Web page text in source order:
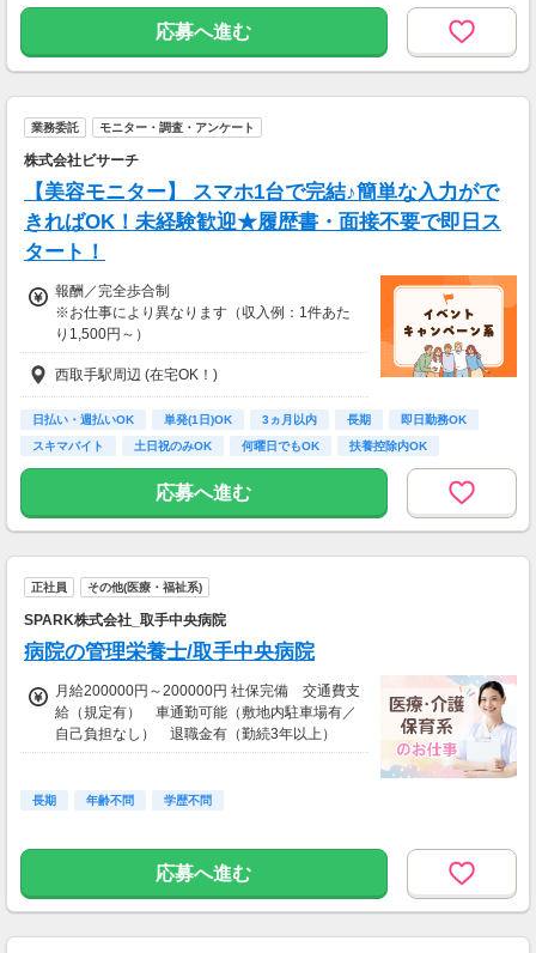
り
◆ 生活に役立つサービスの調査
保険相談・クレカ発行など、サービス体験後に
アンケートに回答するだけ！
高額謝礼も狙える人気ジャンルです。
・案件数 ：10～20件
・所要時間：1～2時間
・謝礼 ：2,000～10,000PT（1P＝1円）
★今だけ！お得なキャンペーン実施中★
mazonギフトカード2,000円分をプレゼント！
保持手当：5,000円/月（夜勤2回以上の場合）
住宅手当：15,000円/月（条件あり）
家族手当：3,000円/月（条件あり）
年1回
年2回
【交通費】
全額支給
応募へ進む
業務委託 モニター・調査・アンケート
株式会社ビサーチ
【美容モニター】 スマホ1台で完結♪簡単な入力がで
きればOK！未経験歓迎★履歴書・面接不要で即日ス
タート！
報酬／完全歩合制
※お仕事により異なります（収入例：1件あた
り1,500円～）
・登録お祝い制度アリ！
最大11,500円GET！
(弊社規定による)
西取手駅周辺 (在宅OK！)
日払い・週払いOK 単発(1日)OK 3ヵ月以内 長期
即日勤務OK
スキマバイト
土日祝のみOK 何曜日でもOK 扶養控除内OK
応募へ進む
正社員 その他(医療・福祉系)
SPARK株式会社_取手中央病院
病院の管理栄養士/取手中央病院
月給200000円～200000円 社保完備 交通費支
給（規定有） 車通勤可能（敷地内駐車場有／
自己負担なし） 退職金有（勤続3年以上）
定年60歳・再雇用65歳まで 育児休業（他職種
長期 年齢不問 学歴不問
応募へ進む